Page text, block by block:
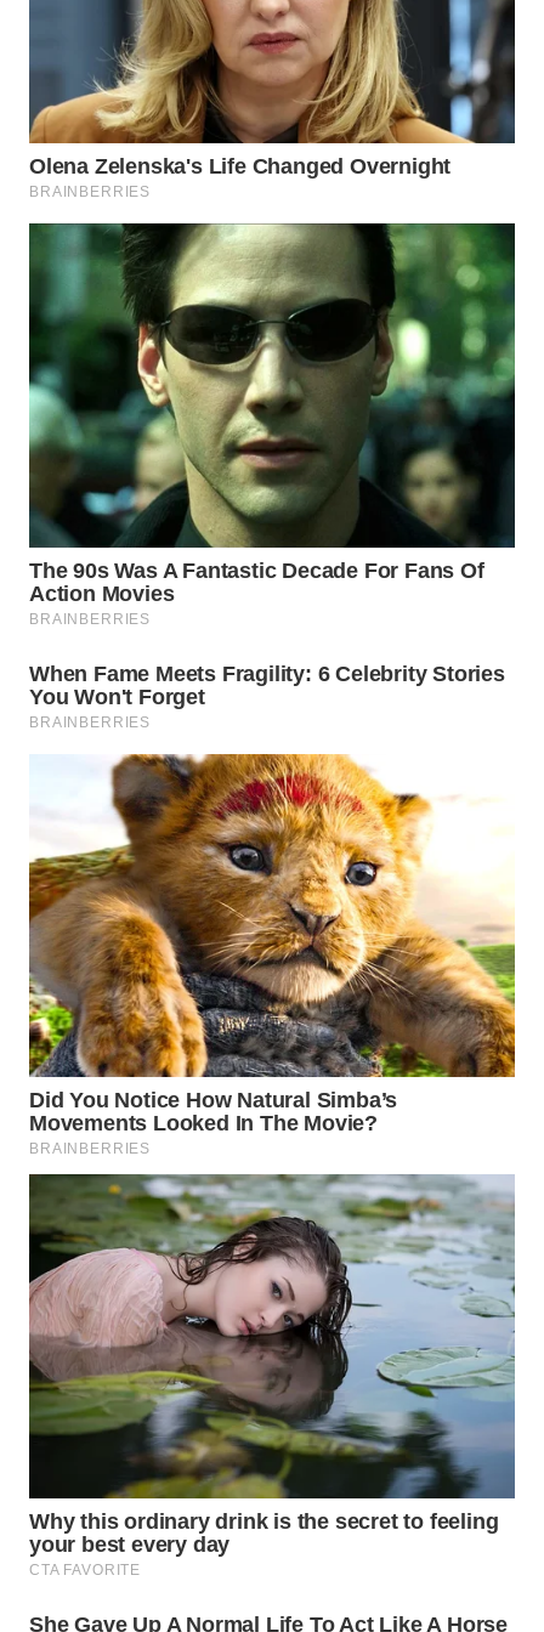
INDRAMAYU
WN
KUNINGAN
WN
MAJALENGKA
SUBANG
SUKABUMI
WN
PURWAKARTA
WN
PRIANGAN
TIMUR
WN
SEMARANG
WN
BOROBUDUR
WN
MADURA
WN
SURABAYA
WN
NATUNA
WN
BINTAN
WN
MANDALIKA
WN
LIKUPANG
LABUANBAJO
WN